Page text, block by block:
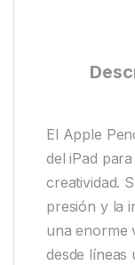
El Apple
del iPad
creatividad.
presión y la
una enorme
desde líneas